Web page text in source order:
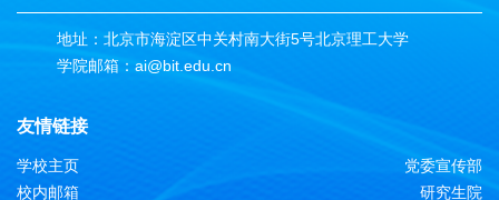
地址：北京市海淀区中关村南大街5号北京理工大学
学院邮箱：ai@bit.edu.cn
友情链接
学校主页
校内邮箱
党委宣传部
研究生院